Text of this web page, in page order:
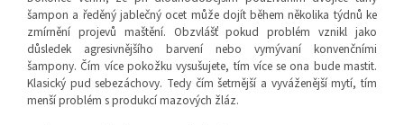
šampon a ředěný jablečný ocet může dojít během několika týdnů ke
zmírnění projevů maštění. Obzvlášť pokud problém vznikl jako
důsledek agresivnějšího barvení nebo vymývaní konvenčními
šampony. Čím více pokožku vysušujete, tím více se ona bude mastit.
Klasický pud sebezáchovy. Tedy čím šetrnější a vyváženější mytí, tím
menší problém s produkcí mazových žláz.